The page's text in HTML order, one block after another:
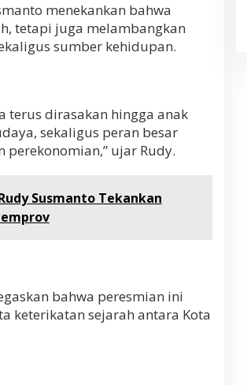
menekankan bahwa
tetapi juga melambangkan
sumber kehidupan.
terus dirasakan hingga anak
sekaligus peran besar
ujar Rudy.
Susmanto Tekankan
bahwa peresmian ini
keterikatan sejarah antara Kota